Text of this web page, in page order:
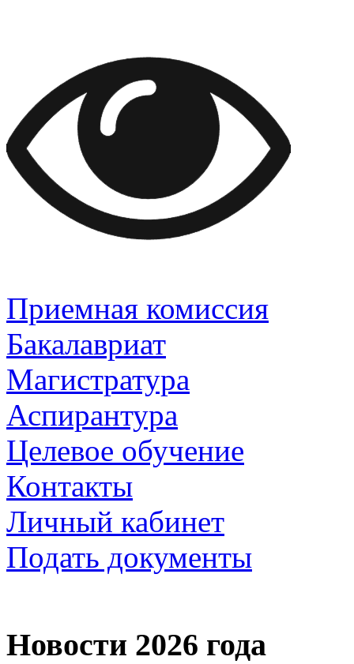
Приемная комиссия
Бакалавриат
Магистратура
Аспирантура
Целевое обучение
Контакты
Личный кабинет
Подать документы
Новости 2026 года